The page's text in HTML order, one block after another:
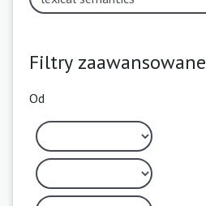
Filtry zaawansowane
Od